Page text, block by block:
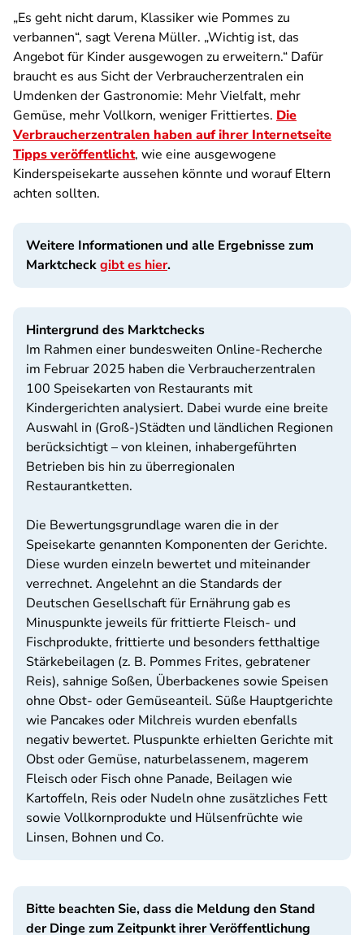
„Es geht nicht darum, Klassiker wie Pommes zu
verbannen“, sagt Verena Müller. „Wichtig ist, das
Angebot für Kinder ausgewogen zu erweitern.“ Dafür
braucht es aus Sicht der Verbraucherzentralen ein
Umdenken der Gastronomie: Mehr Vielfalt, mehr
Gemüse, mehr Vollkorn, weniger Frittiertes. Die
Verbraucherzentralen haben auf ihrer Internetseite
Tipps veröffentlicht, wie eine ausgewogene
Kinderspeisekarte aussehen könnte und worauf Eltern
achten sollten.
Weitere Informationen und alle Ergebnisse zum
Marktcheckgibt es hier.
Hintergrund des Marktchecks
Im Rahmen einer bundesweiten Online-Recherche
im Februar 2025 haben die Verbraucherzentralen
100 Speisekarten von Restaurants mit
Kindergerichten analysiert. Dabei wurde eine breite
Auswahl in (Groß-)Städten und ländlichen Regionen
berücksichtigt – von kleinen, inhabergeführten
Betrieben bis hin zu überregionalen
Restaurantketten.
Die Bewertungsgrundlage waren die in der
Speisekarte genannten Komponenten der Gerichte.
Diese wurden einzeln bewertet und miteinander
verrechnet. Angelehnt an die Standards der
Deutschen Gesellschaft für Ernährung gab es
Minuspunkte jeweils für frittierte Fleisch- und
Fischprodukte, frittierte und besonders fetthaltige
Stärkebeilagen (z. B. Pommes Frites, gebratener
Reis), sahnige Soßen, Überbackenes sowie Speisen
ohne Obst- oder Gemüseanteil. Süße Hauptgerichte
wie Pancakes oder Milchreis wurden ebenfalls
negativ bewertet. Pluspunkte erhielten Gerichte mit
Obst oder Gemüse, naturbelassenem, magerem
Fleisch oder Fisch ohne Panade, Beilagen wie
Kartoffeln, Reis oder Nudeln ohne zusätzliches Fett
sowie Vollkornprodukte und Hülsenfrüchte wie
Linsen, Bohnen und Co.
Bitte beachten Sie, dass die Meldung den Stand
der Dinge zum Zeitpunkt ihrer Veröffentlichung